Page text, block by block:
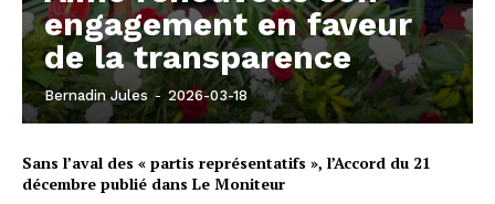
engagement en faveur
de la transparence
Bernadin Jules - 2026-03-18
Sans l’aval des « partis représentatifs », l’Accord du 21
décembre publié dans Le Moniteur